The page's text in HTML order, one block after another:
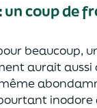
coup de
beaucoup,
aurait
inodore